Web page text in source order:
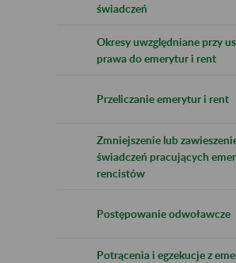
świadczeń
Okresy uwzględniane przy
prawa do emerytur i rent
Przeliczanie emerytur i rent
Zmniejszenie lub
świadczeń pracujących
rencistów
Postępowanie odwoławcze
Potrącenia i egzekucje z